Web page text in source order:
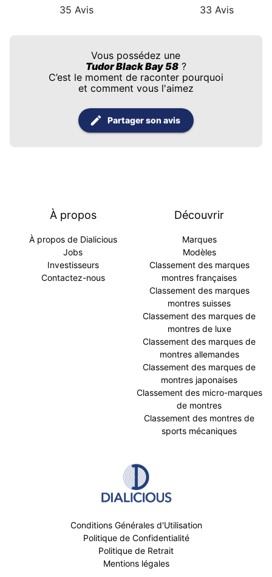
35 Avis
33 Avis
Vous possédez une
Tudor Black Bay 58?
C’est le moment de raconter pourquoi
et comment vous l'aimez
Partager son avis
À propos
À propos de Dialicious
Jobs
Investisseurs
Contactez-nous
Découvrir
Marques
Modèles
Classement des marques
montres françaises
Classement des marques
montres suisses
Classement des marques de
montres de luxe
Classement des marques de
montres allemandes
Classement des marques de
montres japonaises
Classement des micro-marques
de montres
Classement des montres de
sports mécaniques
Conditions Générales d'Utilisation
Politique de Confidentialité
Politique de Retrait
Mentions légales